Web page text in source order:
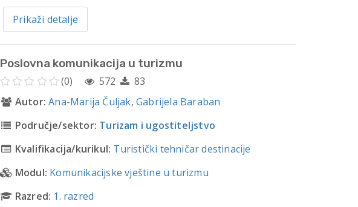
Prikaži detalje
Poslovna komunikacija u turizmu
(0) 572
83
Autor: Ana-Marija Čuljak, Gabrijela Baraban
Područje/sektor: Turizam i ugostiteljstvo
Kvalifikacija/kurikul: Turistički tehničar destinacije
Modul: Komunikacijske vještine u turizmu
Razred: 1. razred